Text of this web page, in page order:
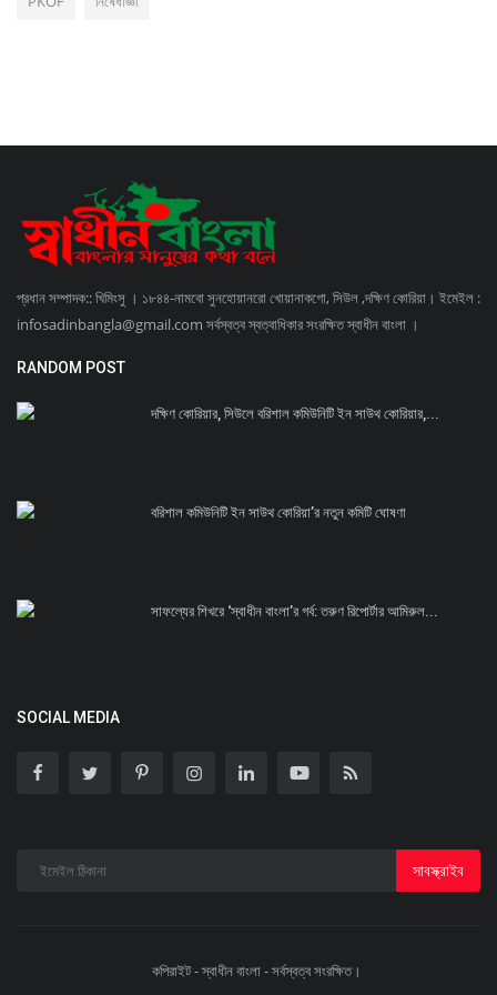
প্রধান সম্পাদক:: খিমিংসু । ১৮৪৪-নামবো সুনহোয়ানরো খোয়ানাকগো, সিউল ,দক্ষিণ কোরিয়া। ইমেইল :
infosadinbangla@gmail.com সর্বস্বত্ব স্বত্বাধিকার সংরক্ষিত স্বাধীন বাংলা ।
RANDOM POST
দক্ষিণ কোরিয়ার, সিউলে বরিশাল কমিউনিটি ইন সাউথ কোরিয়ার,...
বরিশাল কমিউনিটি ইন সাউথ কোরিয়া’র নতুন কমিটি ঘোষণা
সাফল্যের শিখরে ‘স্বাধীন বাংলা’র গর্ব: তরুণ রিপোর্টার আমিরুল...
SOCIAL MEDIA
সাবস্ক্রাইব
কপিরাইট - স্বাধীন বাংলা - সর্বস্বত্ব সংরক্ষিত।